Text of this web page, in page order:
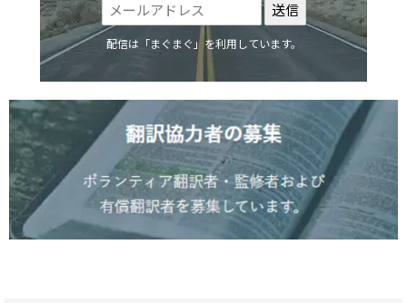
配信は「まぐまぐ」を利用しています。